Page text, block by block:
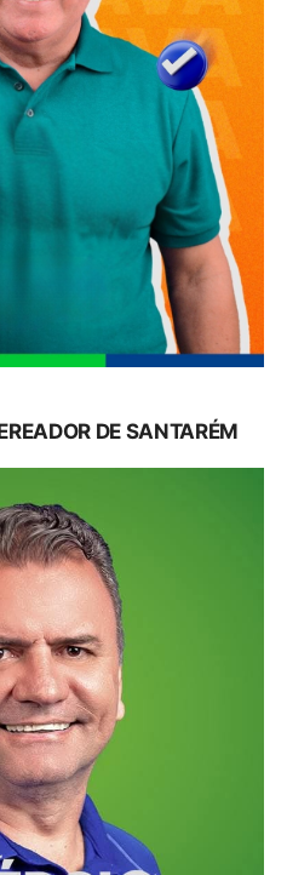
DE SANTARÉM